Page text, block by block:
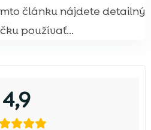
článku nájdete detailný
používať...
4,9